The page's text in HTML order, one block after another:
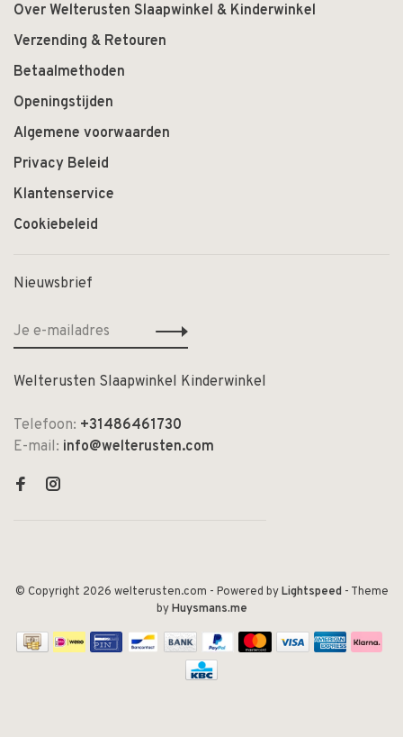
Over Welterusten Slaapwinkel & Kinderwinkel
Verzending & Retouren
Betaalmethoden
Openingstijden
Algemene voorwaarden
Privacy Beleid
Klantenservice
Cookiebeleid
Nieuwsbrief
Welterusten Slaapwinkel Kinderwinkel
Telefoon: +31486461730
E-mail: info@welterusten.com
© Copyright 2026 welterusten.com - Powered byLightspeed- Theme
byHuysmans.me